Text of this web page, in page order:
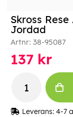
Skross
Jordad
Artnr: 38-95087
137 kr
Leverans: 4-7